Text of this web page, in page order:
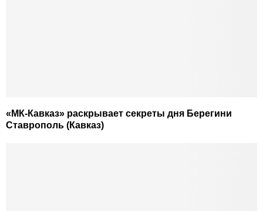
«МК-Кавказ» раскрывает секреты дня Берегини
Ставрополь (Кавказ)